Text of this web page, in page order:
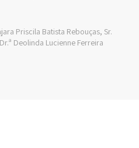
Priscila Batista Rebouças, Sr.
Deolinda Lucienne Ferreira